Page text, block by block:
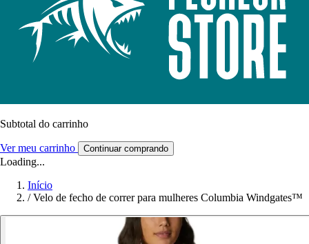
Subtotal do carrinho
Ver meu carrinho Continuar comprando
Loading...
Início
/ Velo de fecho de correr para mulheres Columbia Windgates™